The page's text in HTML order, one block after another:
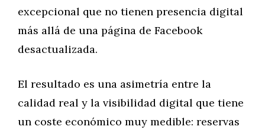
excepcional que no tienen presencia digital
más allá de una página de Facebook
desactualizada.
El resultado es una asimetría entre la
calidad real y la visibilidad digital que tiene
un coste económico muy medible: reservas